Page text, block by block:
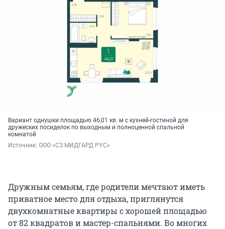
Вариант однушки площадью 46,01 кв. м с кухней-гостиной для
дружеских посиделок по выходным и полноценной спальной
комнатой
Источник: ООО «СЗ МИДГАРД РУС»
Дружным семьям, где родители мечтают иметь
приватное место для отдыха, приглянутся
двухкомнатные квартиры с хорошей площадью
от 82 квадратов и мастер-спальнями. Во многих